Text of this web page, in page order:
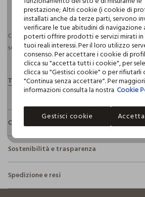
pdp.loyalty.section.advantages
Consegna prevista entro il 12/08/2026 e
superiori a 30€ se possiedi una CROFF Club.
Composizione e cura
Composizione:
100% COTONE
Sostenibilità e trasparenza
Sicurezza
Il 100% dei nostri articoli viene
fisici, per verificarne il rispetto dei limiti
Spedizione e resi
prestazione; Altri cookie (i cookie di
installati anche da terze parti, servono
verificare le tue abitudini di navigazione
poterti offrire prodotti e servizi mirati in
tuoi reali interessi. Per il loro utilizzo
consenso. Per accettare i cookie di
clicca su "accetta tutti i cookie", per
clicca su "Gestisci cookie" o per rifiutarli
"Continua senza accettare". Per maggiori
informazioni consulta la nostra Cookie
Gestisci cookie